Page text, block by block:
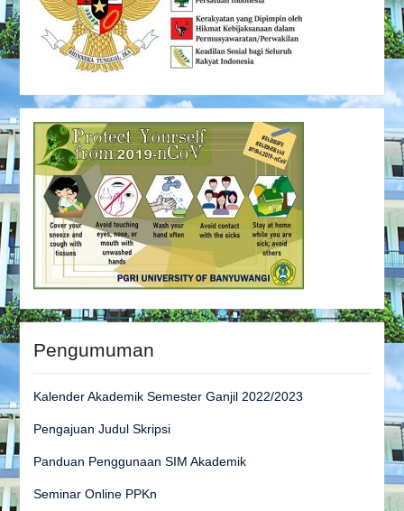
Pengumuman
Kalender Akademik Semester Ganjil 2022/2023
Pengajuan Judul Skripsi
Panduan Penggunaan SIM Akademik
Seminar Online PPKn